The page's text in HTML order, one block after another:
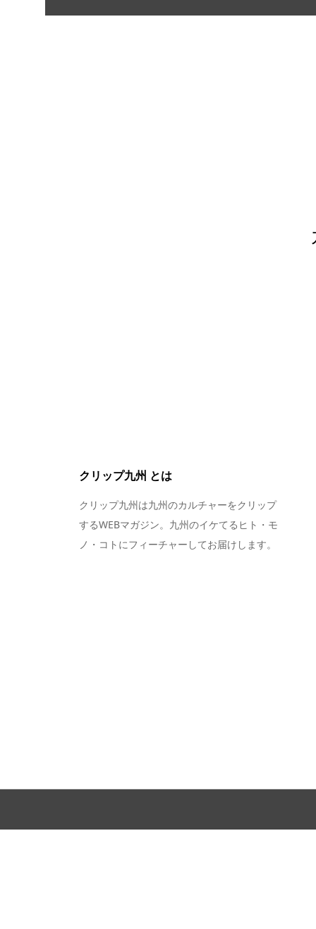
クリップ九州 とは
クリップ九州は九州のカルチャーをクリップ
するWEBマガジン。九州のイケてるヒト・モ
ノ・コトにフィーチャーしてお届けします。